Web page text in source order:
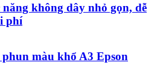
không dây nhỏ gọn, dễ
phí
màu khổ A3 Epson